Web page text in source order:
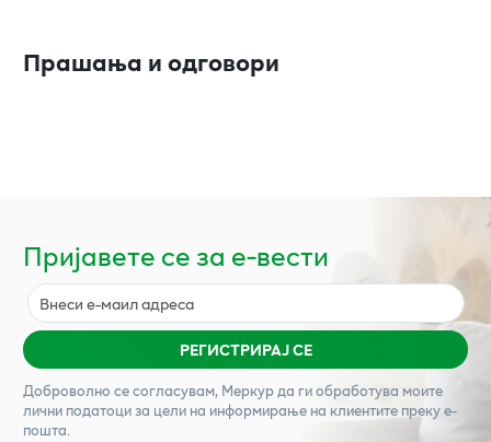
Прашања и одговори
Пријавете се за е-вести
РЕГИСТРИРАЈ СЕ
Доброволно се согласувам, Меркурда ги обработува моите
лични податоци за цели на информирање на клиентите преку е-
пошта.